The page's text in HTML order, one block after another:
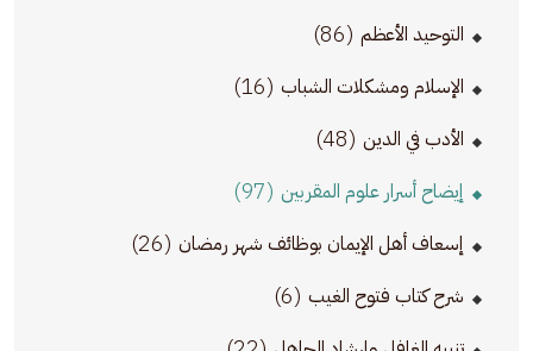
التوحيد الأعظم (86)
الإسلام ومشكلات الشباب (16)
الأدب في الدين (48)
إيضاح أسرار علوم المقربين (97)
إسعاف أهل الإيمان بوظائف شهر رمضان (26)
شرح كتاب فتوح الغيب (6)